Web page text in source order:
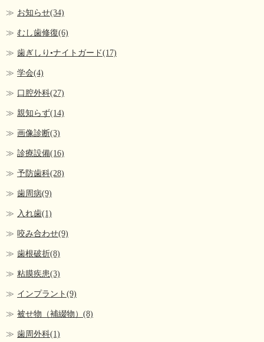
お知らせ(34)
むし歯修復(6)
歯ぎしり•ナイトガード(17)
学会(4)
口腔外科(27)
親知らず(14)
画像診断(3)
診療設備(16)
予防歯科(28)
歯周病(9)
入れ歯(1)
咬み合わせ(9)
歯根破折(8)
粘膜疾患(3)
インプラント(9)
被せ物（補綴物）(8)
歯周外科(1)